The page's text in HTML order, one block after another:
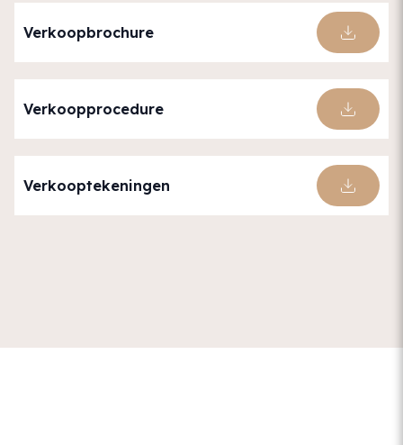
Verkoopbrochure
Verkoopprocedure
Verkooptekeningen